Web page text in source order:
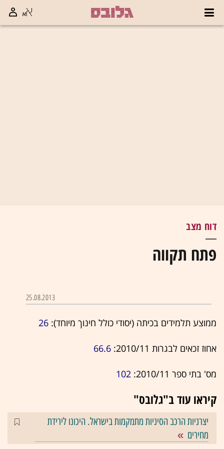
דוח מצב
פתח תקווה
25.08.2013
ממוצע תלמידים בכיתה (יסודי כולל חינוך מיוחד): 26
אחוז זכאים לבגרות 2010/11: 66.6
מס' בתי ספר 2010/11:
קיראו עוד ב"גלובס"
יצרניות הרכב הסיניות מתמקמות בישראל. היכונו לירידת
מחירים